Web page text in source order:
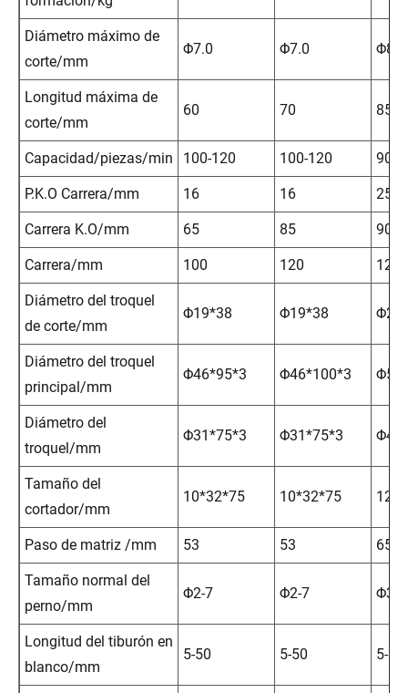
Diámetro máximo de
corte/mm
Φ7.0 Φ7.0 Φ8.0
Longitud máxima de
corte/mm
60 70 85
Capacidad/piezas/min 100-120 100-120 90-
P.K.O Carrera/mm 16 16 25
Carrera K.O/mm 65 85 90
Carrera/mm 100 120 125
Diámetro del troquel
de corte/mm
Φ19*38 Φ19*38
Diámetro del troquel
principal/mm
Φ46*95*3 Φ46*100*3
Diámetro del
troquel/mm
Φ31*75*3 Φ31*75*3
Tamaño del
cortador/mm
10*32*75 10*32*75
Paso de matriz /mm 53 53 65
Tamaño normal del
perno/mm
Φ2-7 Φ2-7 Φ3-8
Longitud del tiburón en
blanco/mm
5-50 5-50 5-57